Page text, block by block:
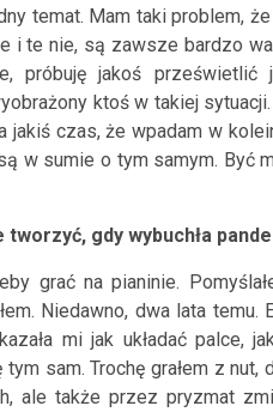
temat. Mam taki problem,
i te nie, są zawsze bardzo
jakoś prześwietlić
ktoś w takiej
czas, że wpadam w
w sumie o tym samym. Być
gdy wybuchła
grać na pianinie.
Niedawno, dwa lata temu.
mi jak układać palce,
sam. Trochę grałem z nut,
ale także przez pryzmat